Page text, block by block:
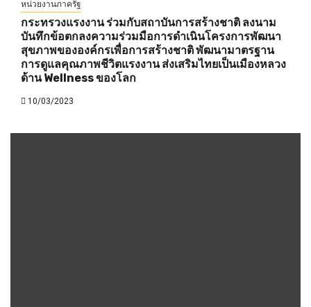
หน่วยงานภาครัฐ
กระทรวงแรงงาน ร่วมกับสถาบันการสร้างชาติ ลงนาม
บันทึกข้อตกลงความร่วมมือการดำเนินโครงการพัฒนา
สุขภาพขององค์กรเพื่อการสร้างชาติ พัฒนามาตรฐาน
การดูแลคุณภาพชีวิตแรงงาน ส่งเสริมไทยเป็นเมืองหลวง
ด้าน Wellness ของโลก
10/03/2023